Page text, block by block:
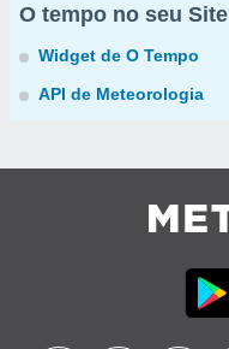
O tempo no seu Site
Widget de O Tempo
API de Meteorologia